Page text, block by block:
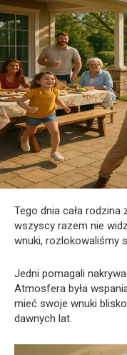
Tego dnia cała rodzina
wszyscy razem nie
wnuki, rozlokowaliśmy
Jedni pomagali
Atmosfera była
mieć swoje wnuki
dawnych lat.